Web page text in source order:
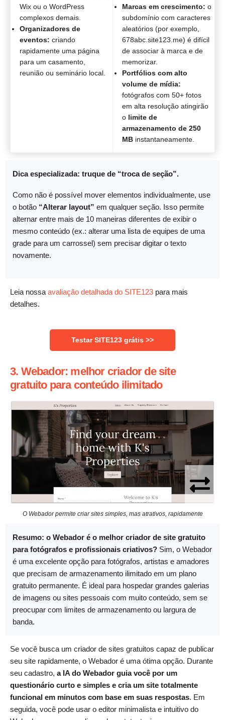
Wix ou o WordPress
complexos demais.
Organizadores de
eventos: criando
rapidamente uma página
para um casamento,
reunião ou seminário local.
Marcas em crescimento: o
subdomínio com caracteres
aleatórios (por exemplo,
678abc.site123.me) é difícil
de associar à marca e de
memorizar.
Portfólios com alto
volume de mídia:
fotógrafos com 50+ fotos
em alta resolução atingirão
o limite de
armazenamento de 250
MB instantaneamente.
Dica especializada: truque de “troca de seção”.
Como não é possível mover elementos individualmente, use
o botão “Alterar layout” em qualquer seção. Isso permite
alternar entre mais de 10 maneiras diferentes de exibir o
mesmo conteúdo (ex.: alterar uma lista de equipes de uma
grade para um carrossel) sem precisar digitar o texto
novamente.
Leia nossa avaliação detalhada do SITE123 para mais
detalhes.
Testar SITE123 grátis >>
3. Webador: melhor criador de site
gratuito para conteúdo ilimitado
O Webador permite criar sites simples, mas atrativos, rapidamente
Resumo: o Webador é o melhor criador de site gratuito
para fotógrafos e profissionais criativos? Sim, o Webador
é uma excelente opção para fotógrafos, artistas e amadores
que precisam de armazenamento ilimitado em um plano
gratuito permanente. É ideal para hospedar grandes galerias
de imagens ou sites pessoais com muito conteúdo, sem se
preocupar com limites de armazenamento ou largura de
banda.
Se você busca um criador de sites gratuitos capaz de publicar
seu site rapidamente, o Webador é uma ótima opção. Durante
seu cadastro, a IA do Webador guia você por um
questionário curto e simples e cria um site totalmente
funcional em minutos com base em suas respostas. Em
seguida, você pode usar o editor minimalista e intuitivo do